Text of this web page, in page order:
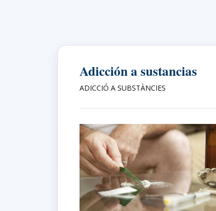
Adicción a sustancias
ADICCIÓ A SUBSTÀNCIES